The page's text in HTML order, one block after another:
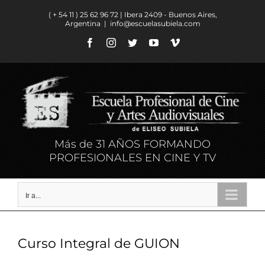
( + 54 11 ) ​25 62 96 72 | Ibera 2409 - Buenos Aires,
Argentina | info@escuelasubiela.com
FacebookInstagram
TwitterYouTubeVimeo
Más de 31 AÑOS FORMANDO
PROFESIONALES EN CINE Y TV
Ir a...
Curso Integral de GUION